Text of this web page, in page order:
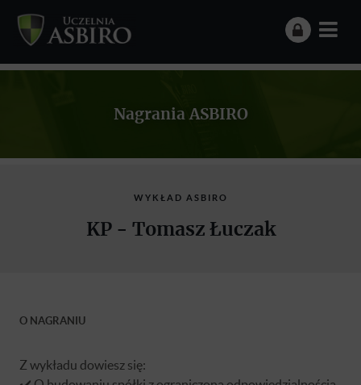
Nagrania ASBIRO
WYKŁAD ASBIRO
KP - Tomasz Łuczak
O NAGRANIU
Z wykładu dowiesz się: